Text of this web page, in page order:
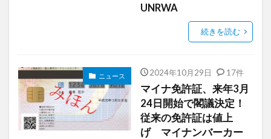
UNRWA
続きを読む
ニュース 2024年10月29日 17件
マイナ免許証、来年3月
24日開始で閣議決定！
従来の免許証は値上
げ マイナンバーカー